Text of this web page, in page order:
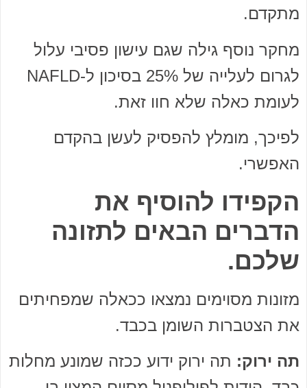
מתקדם.
מחקר נוסף גילה שגם עישון פסיבי עלול
לגרום לעלייה של 25% בסיכון ל-NAFLD
לעומת כאלה שלא חוו זאת.
לפיכך, מומלץ להפסיק לעשן בהקדם
האפשרי.
הקפידו להוסיף את
הדברים הבאים לתזונה
שלכם.
מזונות מסוימים נמצאו ככאלה שמפחיתים
את הצטברות השומן בכבד.
תה ירוק: תה ירוק ידוע ככזה שמונע מחלות